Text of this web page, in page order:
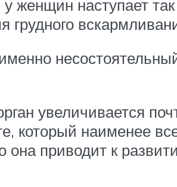
женщин наступает
грудного
увеличивается
который наименее
приводит к